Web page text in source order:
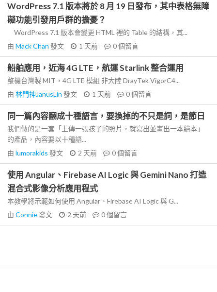
WordPress 7.1 版本將於 8 月 19 日發布，其中表格無障
礙功能引發用戶群的擔憂？
WordPress 7.1 版本會變更 HTML 裡的 Table 的結構，其...
由 Mack Chan 發文 1 天前 0個留言
船舶應用，近海 4G LTE，航運 Starlink 整合運用
整機台灣製 MIT，4G LTE 模組 非大陸 DrayTek VigorC4...
由 林門神JanusLin 發文 1 天前 0個留言
同一篇內容翻成十種語言，要換掉的不只是詞，是節日
我們做的是一套「上傳一張孩子的照片，就寫出並畫出一本繪本」
的產品，內容要以十種語...
由 lumorakids 發文 2 天前 0個留言
使用 Angular、Firebase AI Logic 與 Gemini Nano 打造
混合式影像分析應用程式
本教學將示範如何使用 Angular、Firebase AI Logic 與 G...
由 Connie發文 2 天前 0個留言